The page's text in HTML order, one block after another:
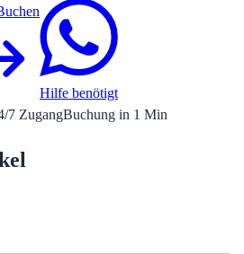
Hilfe benötigt
7 ZugangBuchung in 1 Min